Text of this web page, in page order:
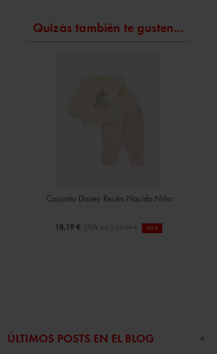
Quizás también te gusten...
Conjunto Disney Recén Nacido Niña
18,19 € (IVA inc.) 25,99 € -30%
ÚLTIMOS POSTS EN EL BLOG